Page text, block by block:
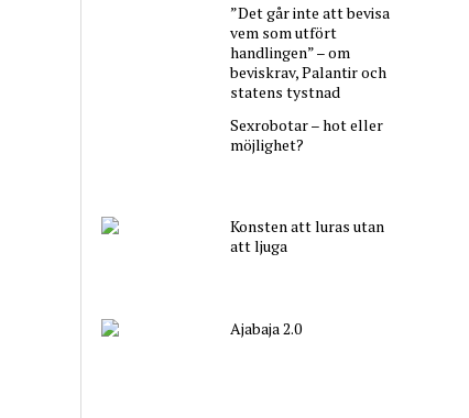
”Det går inte att bevisa
vem som utfört
handlingen” – om
beviskrav, Palantir och
statens tystnad
Sexrobotar – hot eller
möjlighet?
Konsten att luras utan
att ljuga
Ajabaja 2.0